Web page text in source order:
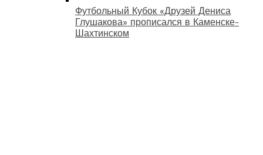
Футбольный Кубок «Друзей Дениса
Глушакова» прописался в Каменске-
Шахтинском